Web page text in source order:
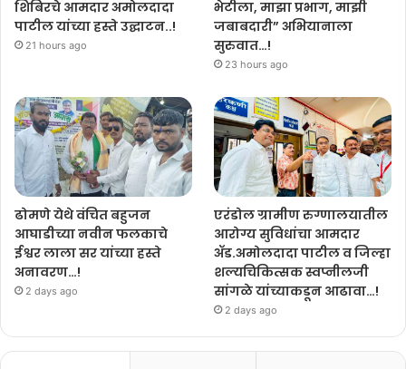
शिबिरचे आमदार अमोलदादा
पाटील यांच्या हस्ते उद्घाटन..!
21 hours ago
भेटीला, माझा प्रभाग, माझी
जबाबदारी” अभियानाला
सुरुवात…!
23 hours ago
ढोमणे येथे वंचित बहुजन
आघाडीच्या नवीन फलकाचे
ईश्वर लाला सर यांच्या हस्ते
अनावरण…!
2 days ago
एरंडोल ग्रामीण रुग्णालयातील
आरोग्य सुविधांचा आमदार
ॲड.अमोलदादा पाटील व जिल्हा
शल्यचिकित्सक स्वप्नीलजी
सांगळे यांच्याकडून आढावा…!
2 days ago